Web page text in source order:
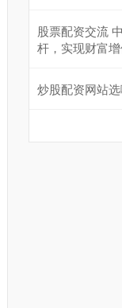
股票配资交流
杆，实现财富
炒股配资网站